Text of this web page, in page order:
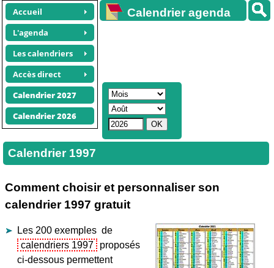
Accueil
L'agenda
Les calendriers
Accès direct
Calendrier 2027
Calendrier 2026
Calendrier agenda
Calendrier 1997
Comment choisir et personnaliser son
calendrier 1997 gratuit
Les 200 exemples de
calendriers 1997
proposés
ci-dessous permettent